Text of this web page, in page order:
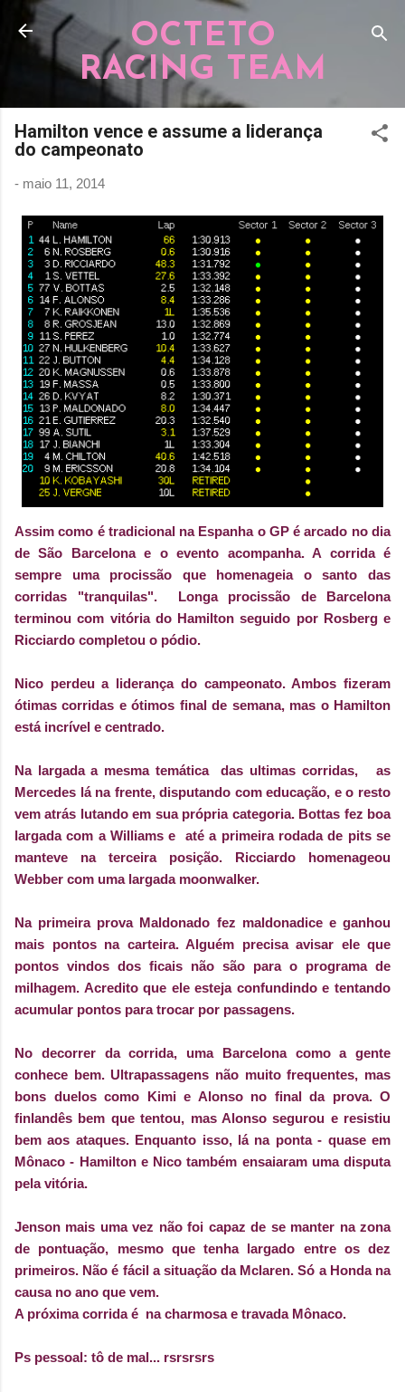
Pular para o conteúdo principal
OCTETO
RACING TEAM
Hamilton vence e assume a liderança
do campeonato
- maio 11, 2014
Assim como é tradicional na Espanha o GP é arcado no dia
de São Barcelona e o evento acompanha. A corrida é
sempre uma procissão que homenageia o santo das
corridas "tranquilas". Longa procissão de Barcelona
terminou com vitória do Hamilton seguido por Rosberg e
Ricciardo completou o pódio.
Nico perdeu a liderança do campeonato. Ambos fizeram
ótimas corridas e ótimos final de semana, mas o Hamilton
está incrível e centrado.
Na largada a mesma temática das ultimas corridas, as
Mercedes lá na frente, disputando com educação, e o resto
vem atrás lutando em sua própria categoria. Bottas fez boa
largada com a Williams e até a primeira rodada de pits se
manteve na terceira posição. Ricciardo homenageou
Webber com uma largada moonwalker.
Na primeira prova Maldonado fez maldonadice e ganhou
mais pontos na carteira. Alguém precisa avisar ele que
pontos vindos dos ficais não são para o programa de
milhagem. Acredito que ele esteja confundindo e tentando
acumular pontos para trocar por passagens.
No decorrer da corrida, uma Barcelona como a gente
conhece bem. Ultrapassagens não muito frequentes, mas
bons duelos como Kimi e Alonso no final da prova. O
finlandês bem que tentou, mas Alonso segurou e resistiu
bem aos ataques. Enquanto isso, lá na ponta - quase em
Mônaco - Hamilton e Nico também ensaiaram uma disputa
pela vitória.
Jenson mais uma vez não foi capaz de se manter na zona
de pontuação, mesmo que tenha largado entre os dez
primeiros. Não é fácil a situação da Mclaren. Só a Honda na
causa no ano que vem.
A próxima corrida é na charmosa e travada Mônaco.
Ps pessoal: tô de mal... rsrsrsrs